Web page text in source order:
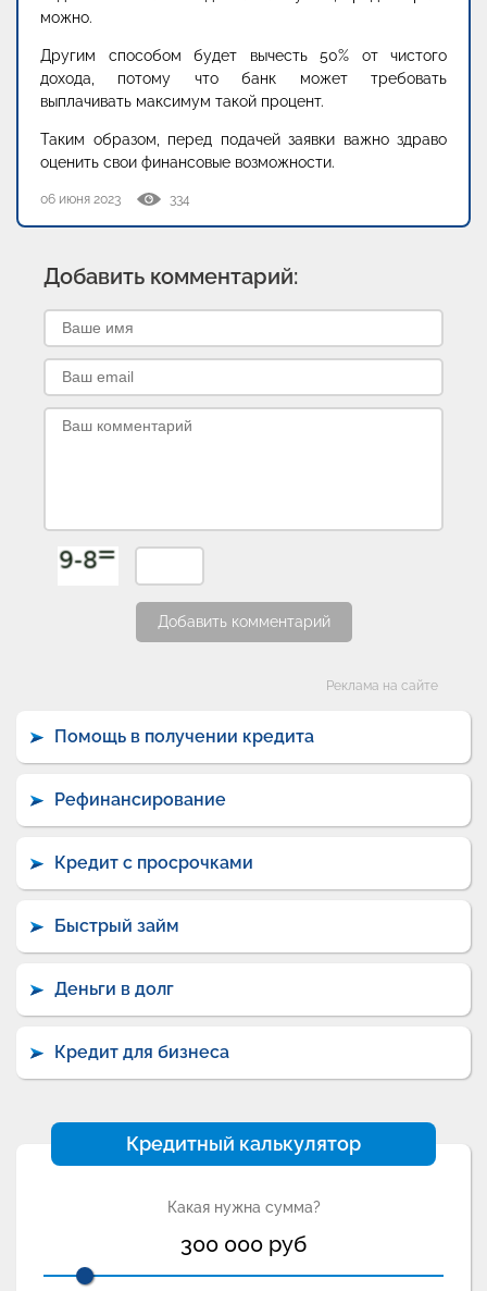
можно.
Другим способом будет вычесть 50% от чистого
дохода, потому что банк может требовать
выплачивать максимум такой процент.
Таким образом, перед подачей заявки важно здраво
оценить свои финансовые возможности.
06 июня 2023 334
Добавить комментарий:
Добавить комментарий
Реклама на сайте
Помощь в получении кредита
Рефинансирование
Кредит с просрочками
Быстрый займ
Деньги в долг
Кредит для бизнеса
Кредитный калькулятор
Какая нужна сумма?
300 000 руб